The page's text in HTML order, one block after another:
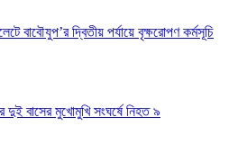
বাবৌযুপ’র দ্বিতীয় পর্যায়ে বৃক্ষরোপণ কর্মসূচি
দুই বাসের মুখোমুখি সংঘর্ষে নিহত ৯